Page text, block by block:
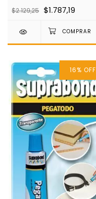
$2.129,25 $1.787,19
16% OFF